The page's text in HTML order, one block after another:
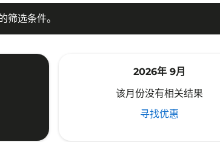
筛选条件。
2026年 9月
该月份没有相关结果
寻找优惠